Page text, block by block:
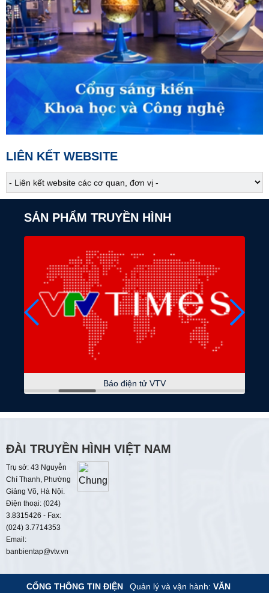
03:30
Phim truyện
Người một nhà - Tập 7
04:15
Phim truyện
Người một nhà - Tập 8
05:05
S - Việt Nam
Nhịp sống của người Dao Thanh Phán
05:10
Vì cộng đồng
05:25 Hải quan Việt Nam
05:30 Chào buổi sáng
Phim tài liệu
Bản làng không khoảng cách
08:00 Sống mới
08:40 Đi cùng chúng tôi
Thời sự
09:05 Du lịch Việt Nam
Hành trình đi tìm công lý
10:30
Phim tài liệu
Mở lối
11:00
12:00 Thời sự
LIÊN KẾT WEBSITE
SẢN PHẨM TRUYỀN HÌNH
Báo điện tử VTV
ĐÀI TRUYỀN HÌNH VIỆT NAM
Trụ sở: 43 Nguyễn
Chí Thanh, Phường
Giảng Võ, Hà Nội.
Điện thoại: (024)
3.8315426 - Fax:
(024) 3.7714353
Email:
banbientap@vtv.vn
CỔNG THÔNG TIN ĐIỆN Quản lý và vận hành: VĂN